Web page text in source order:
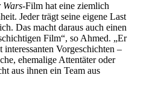
Wars-Film hat eine ziemlich
Jeder trägt seine eigene Last
Das macht daraus auch einen
Film“, so Ahmed. „Er
Vorgeschichten –
ehemalige Attentäter oder
aus ihnen ein Team aus